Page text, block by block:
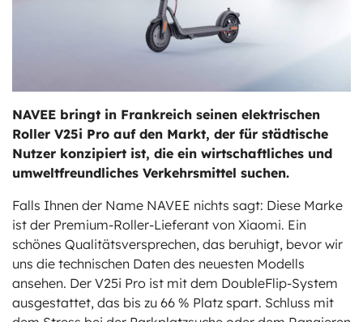
NAVEE bringt in Frankreich seinen elektrischen
Roller V25i Pro auf den Markt, der für städtische
Nutzer konzipiert ist, die ein wirtschaftliches und
umweltfreundliches Verkehrsmittel suchen.
Falls Ihnen der Name NAVEE nichts sagt: Diese Marke
ist der Premium-Roller-Lieferant von Xiaomi. Ein
schönes Qualitätsversprechen, das beruhigt, bevor wir
uns die technischen Daten des neuesten Modells
ansehen. Der V25i Pro ist mit dem DoubleFlip-System
ausgestattet, das bis zu 66 % Platz spart. Schluss mit